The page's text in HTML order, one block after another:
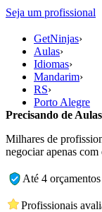
Seja um profissional
GetNinjas›
Aulas›
Idiomas›
Mandarim›
RS›
Porto Alegre
Precisando de
Milhares de
negociar apenas com
Até 4
Profissionais